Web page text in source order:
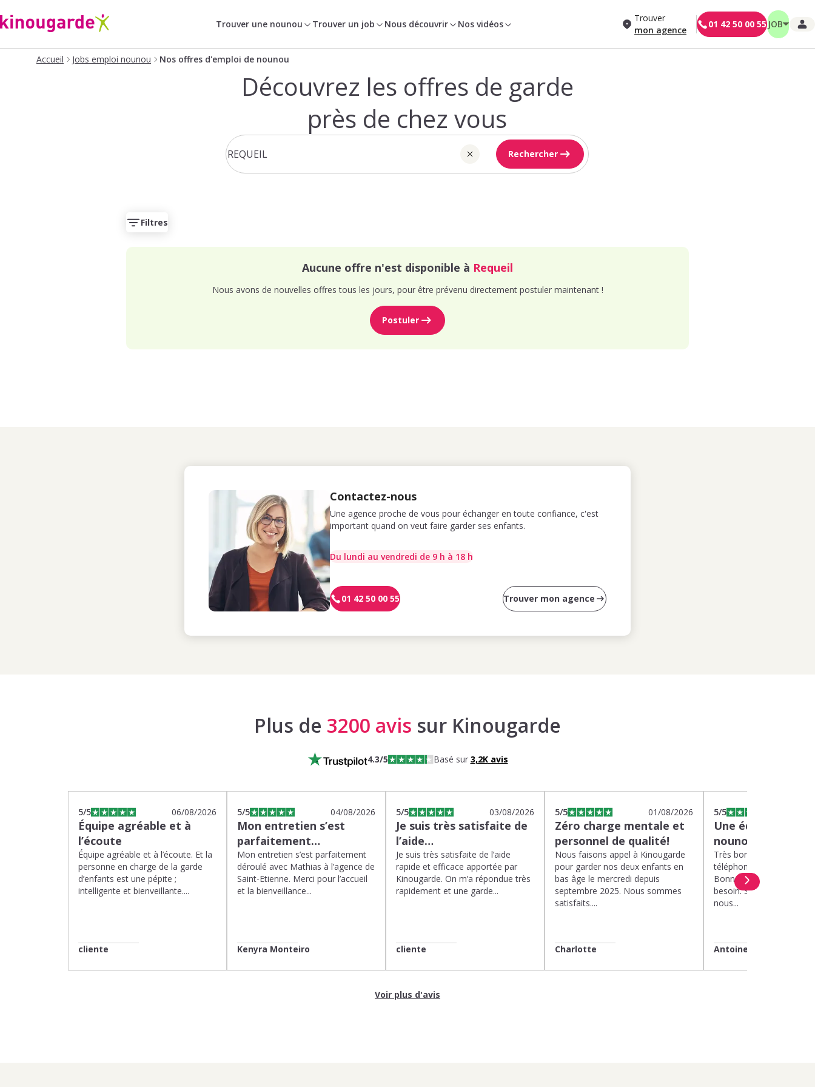
Trouver une nounou Trouver un job Nous découvrir Nos vidéos
Trouver
mon agence
01 42 50 00 55 JOB
Accueil Jobs emploi nounou Nos offres d'emploi de nounou
Découvrez les offres de garde
près de chez vous
Rechercher
Filtres
Aucune offre n'est disponible à Requeil
Nous avons de nouvelles offres tous les jours, pour être prévenu directement postuler maintenant !
Postuler
Contactez-nous
Une agence proche de vous pour échanger en toute confiance, c'est
important quand on veut faire garder ses enfants.
Du lundi au vendredi de 9 h à 18 h
01 42 50 00 55 Trouver mon agence
Plus de 3200 avis sur Kinougarde
4.3/5 Basé sur 3,2Kavis
5/5 06/08/2026
Équipe agréable et à
l’écoute
Équipe agréable et à l’écoute. Et la
personne en charge de la garde
d’enfants est une pépite ;
intelligente et bienveillante....
cliente
5/5 04/08/2026
Mon entretien s’est
parfaitement…
Mon entretien s’est parfaitement
déroulé avec Mathias à l’agence de
Saint-Etienne. Merci pour l’accueil
et la bienveillance...
Kenyra Monteiro
5/5 03/08/2026
Je suis très satisfaite de
l’aide…
Je suis très satisfaite de l’aide
rapide et efficace apportée par
Kinougarde. On m’a répondue très
rapidement et une garde...
cliente
5/5 01/08/2026
Zéro charge mentale et
personnel de qualité!
Nous faisons appel à Kinougarde
pour garder nos deux enfants en
bas âge le mercredi depuis
septembre 2025. Nous sommes
satisfaits....
Charlotte
5/5
Une équipe
nounou parfaite!
Très bons interlocuteurs
téléphone. Rapidité.
Bonne compréhension
besoin. Soucis du détail.
nous...
Antoine
Voir plus d'avis